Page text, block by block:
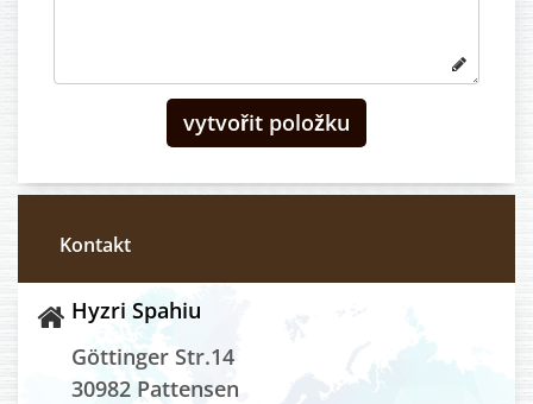
Kontakt
Hyzri Spahiu
Göttinger Str.14
30982 Pattensen